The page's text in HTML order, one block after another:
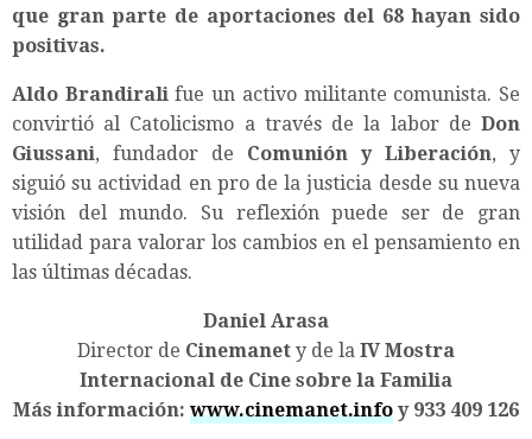
que gran parte de aportaciones del 68 hayan sido
positivas.
Aldo Brandiralifue un activo militante comunista. Se
convirtió al Catolicismo a través de la labor de Don
Giussani, fundador de Comunión y Liberación, y
siguió su actividad en pro de la justicia desde su nueva
visión del mundo. Su reflexión puede ser de gran
utilidad para valorar los cambios en el pensamiento en
las últimas décadas.
Daniel Arasa
Director de Cinemanet y de la IV Mostra
Internacional de Cine sobre la Familia
Más información: www.cinemanet.info y 933 409 126